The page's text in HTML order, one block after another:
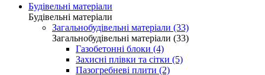
Будівельні матеріали
Будівельні матеріали
Загальнобудівельні матеріали (33)
Загальнобудівельні матеріали (33)
Газобетонні блоки (4)
Захисні плівки та сітки (5)
Пазогребневі плити (2)